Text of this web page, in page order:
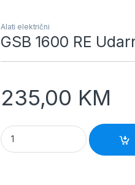
Alati električni
GSB 1600 RE
235,00 KM
GSB 1600 RE Udarna busilica